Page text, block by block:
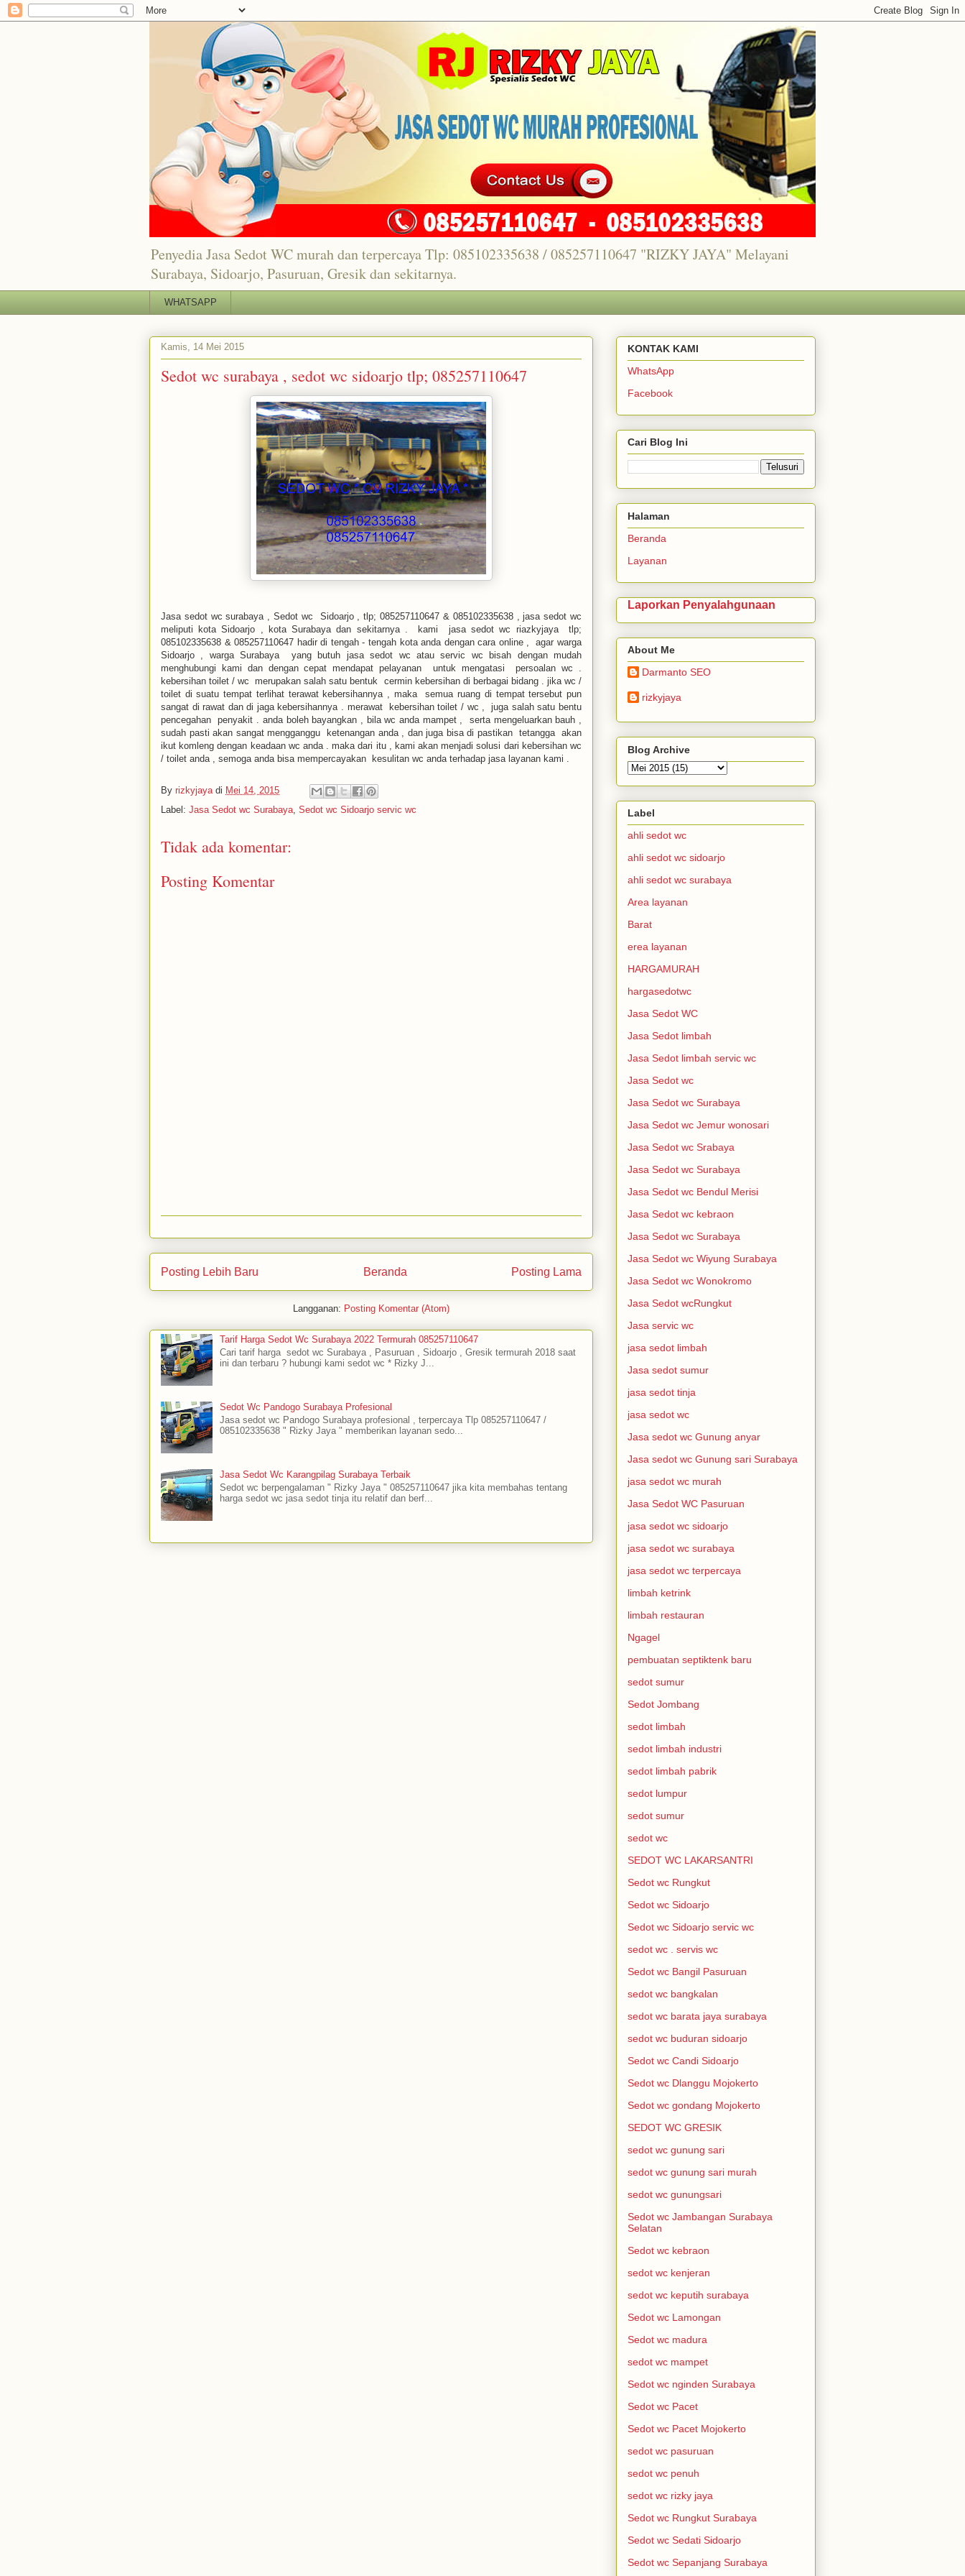
Penyedia Jasa Sedot WC murah dan terpercaya Tlp: 085102335638 / 085257110647 "RIZKY JAYA" Melayani
Surabaya, Sidoarjo, Pasuruan, Gresik dan sekitarnya.
WHATSAPP
Kamis, 14 Mei 2015
Sedot wc surabaya , sedot wc sidoarjo tlp; 085257110647
Jasa sedot wc surabaya , Sedot wc Sidoarjo , tlp; 085257110647 & 085102335638 , jasa sedot wc
meliputi kota Sidoarjo , kota Surabaya dan sekitarnya . kami jasa sedot wc riazkyjaya tlp;
085102335638 & 085257110647 hadir di tengah - tengah kota anda dengan cara online , agar warga
Sidoarjo , warga Surabaya yang butuh jasa sedot wc atau servic wc bisah dengan mudah
menghubungi kami dan dengan cepat mendapat pelayanan untuk mengatasi persoalan wc .
kebersihan toilet / wc merupakan salah satu bentuk cermin kebersihan di berbagai bidang . jika wc /
toilet di suatu tempat terlihat terawat kebersihannya , maka semua ruang di tempat tersebut pun
sangat di rawat dan di jaga kebersihannya . merawat kebersihan toilet / wc , juga salah satu bentu
pencegahan penyakit . anda boleh bayangkan , bila wc anda mampet , serta mengeluarkan bauh ,
sudah pasti akan sangat mengganggu ketenangan anda , dan juga bisa di pastikan tetangga akan
ikut komleng dengan keadaan wc anda . maka dari itu , kami akan menjadi solusi dari kebersihan wc
/ toilet anda , semoga anda bisa mempercayakan kesulitan wc anda terhadap jasa layanan kami .
By rizkyjaya di Mei 14, 2015
Label: Jasa Sedot wc Surabaya Sedot wc Sidoarjo servic wc
Tidak ada komentar:
Posting Komentar
Posting Lebih Baru Posting Lama
Beranda
Langganan: Posting Komentar (Atom)
Tarif Harga Sedot Wc Surabaya 2022 Termurah 085257110647
Cari tarif harga sedot wc Surabaya , Pasuruan , Sidoarjo , Gresik termurah 2018 saat
ini dan terbaru ? hubungi kami sedot wc * Rizky J...
Sedot Wc Pandogo Surabaya Profesional
Jasa sedot wc Pandogo Surabaya profesional , terpercaya Tlp 085257110647 /
085102335638 " Rizky Jaya " memberikan layanan sedo...
Jasa Sedot Wc Karangpilag Surabaya Terbaik
Sedot wc berpengalaman " Rizky Jaya " 085257110647 jika kita membahas tentang
harga sedot wc jasa sedot tinja itu relatif dan berf...
KONTAK KAMI
WhatsApp
Facebook
Cari Blog Ini
Halaman
Beranda
Layanan
Laporkan Penyalahgunaan
About Me
Darmanto SEO
rizkyjaya
Blog Archive
Label
ahli sedot wc
ahli sedot wc sidoarjo
ahli sedot wc surabaya
Area layanan
Barat
erea layanan
HARGAMURAH
hargasedotwc
Jasa Sedot WC
Jasa Sedot limbah
Jasa Sedot limbah servic wc
Jasa Sedot wc
Jasa Sedot wc Surabaya
Jasa Sedot wc Jemur wonosari
Jasa Sedot wc Srabaya
Jasa Sedot wc Surabaya
Jasa Sedot wc Bendul Merisi
Jasa Sedot wc kebraon
Jasa Sedot wc Surabaya
Jasa Sedot wc Wiyung Surabaya
Jasa Sedot wc Wonokromo
Jasa Sedot wcRungkut
Jasa servic wc
jasa sedot limbah
Jasa sedot sumur
jasa sedot tinja
jasa sedot wc
Jasa sedot wc Gunung anyar
Jasa sedot wc Gunung sari Surabaya
jasa sedot wc murah
Jasa Sedot WC Pasuruan
jasa sedot wc sidoarjo
jasa sedot wc surabaya
jasa sedot wc terpercaya
limbah ketrink
limbah restauran
Ngagel
pembuatan septiktenk baru
sedot sumur
Sedot Jombang
sedot limbah
sedot limbah industri
sedot limbah pabrik
sedot lumpur
sedot sumur
sedot wc
SEDOT WC LAKARSANTRI
Sedot wc Rungkut
Sedot wc Sidoarjo
Sedot wc Sidoarjo servic wc
sedot wc . servis wc
Sedot wc Bangil Pasuruan
sedot wc bangkalan
sedot wc barata jaya surabaya
sedot wc buduran sidoarjo
Sedot wc Candi Sidoarjo
Sedot wc Dlanggu Mojokerto
Sedot wc gondang Mojokerto
SEDOT WC GRESIK
sedot wc gunung sari
sedot wc gunung sari murah
sedot wc gunungsari
Sedot wc Jambangan Surabaya
Selatan
Sedot wc kebraon
sedot wc kenjeran
sedot wc keputih surabaya
Sedot wc Lamongan
Sedot wc madura
sedot wc mampet
Sedot wc nginden Surabaya
Sedot wc Pacet
Sedot wc Pacet Mojokerto
sedot wc pasuruan
sedot wc penuh
sedot wc rizky jaya
Sedot wc Rungkut Surabaya
Sedot wc Sedati Sidoarjo
Sedot wc Sepanjang Surabaya